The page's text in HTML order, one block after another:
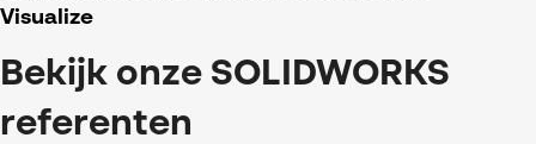
Visualize
Bekijk onze SOLIDWORKS
referenten